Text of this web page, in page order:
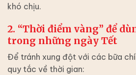
khó chịu.
2. “Thời điểm vàng” để
trong những ngày Tết
Để tránh xung đột với các bữa
quy tắc về thời gian: